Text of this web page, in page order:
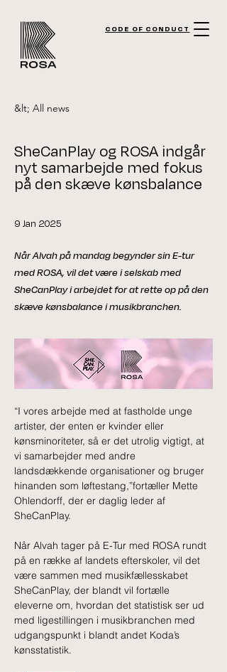
CODE OF CONDUCT
&lt; All news
SheCanPlay og ROSA indgår
nyt samarbejde med fokus
på den skæve kønsbalance
9 Jan 2025
Når Alvah på mandag begynder sin E-tur
med ROSA, vil det være i selskab med
SheCanPlay i arbejdet for at rette op på den
skæve kønsbalance i musikbranchen.
“I vores arbejde med at fastholde unge
artister, der enten er kvinder eller
kønsminoriteter, så er det utrolig vigtigt, at
vi samarbejder med andre
landsdækkende organisationer og bruger
hinanden som løftestang,”fortæller Mette
Ohlendorff, der er daglig leder af
SheCanPlay.
Når Alvah tager på E-Tur med ROSA rundt
på en række af landets efterskoler, vil det
være sammen med musikfællesskabet
SheCanPlay, der blandt vil fortælle
eleverne om, hvordan det statistisk ser ud
med ligestillingen i musikbranchen med
udgangspunkt i blandt andet Koda’s
kønsstatistik.